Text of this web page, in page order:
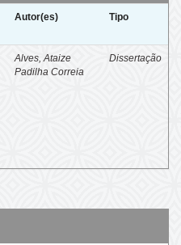
Autor(es) Tipo
Alves, Ataize
Padilha Correia
Dissertação